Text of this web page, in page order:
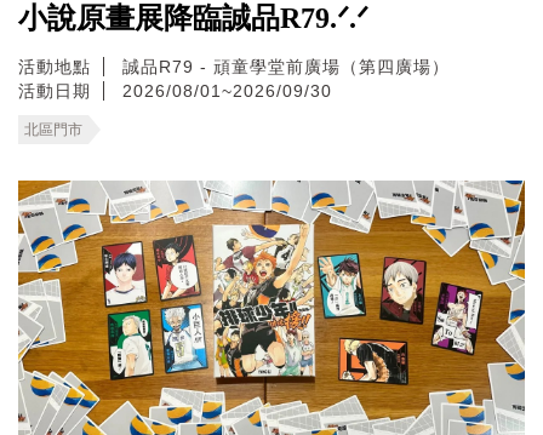
小說原畫展降臨誠品R79.ᐟ.ᐟ
活動地點
誠品R79 - 頑童學堂前廣場（第四廣場）
活動日期
2026/08/01~2026/09/30
北區門市